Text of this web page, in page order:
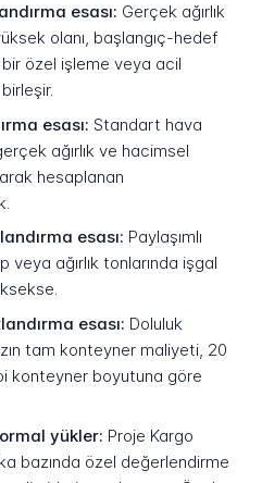
esası: Gerçek ağırlık
olanı, başlangıç-hedef
özel işleme veya acil
esası: Standart hava
ağırlık ve hacimsel
hesaplanan
esası: Paylaşımlı
ağırlık tonlarında işgal
esası: Doluluk
tam konteyner maliyeti, 20
konteyner boyutuna göre
yükler: Proje Kargo
bazında özel değerlendirme